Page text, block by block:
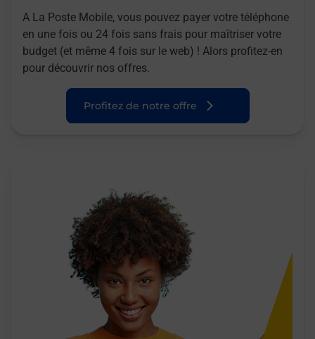
A La Poste Mobile, vous pouvez payer votre téléphone
en une fois ou 24 fois sans frais pour maîtriser votre
budget (et même 4 fois sur le web) ! Alors profitez-en
pour découvrir nos offres.
Profitez de notre offre